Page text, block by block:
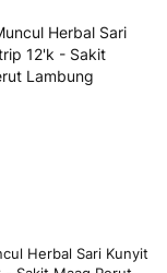
Herbal Sari Kunyit